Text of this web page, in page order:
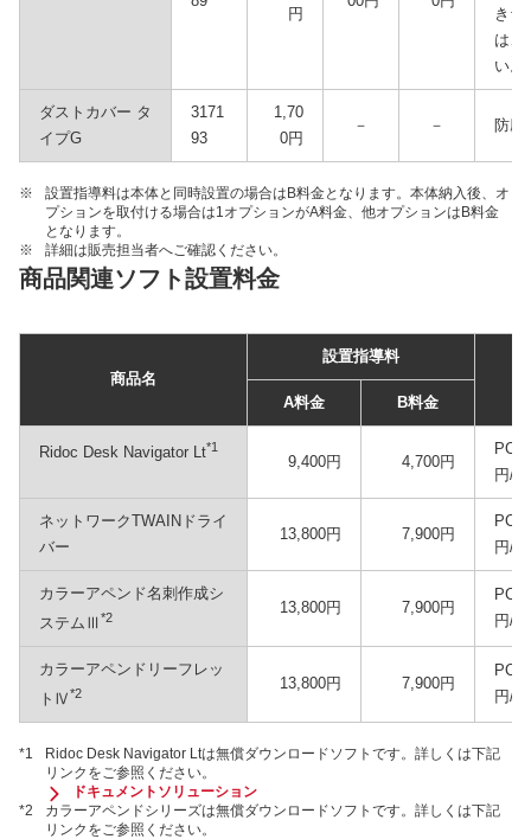
円
き台
は、
い。
ダストカバー タ
イプG
3171
93
1,70
0円
－ － 防塵
※
設置指導料は本体と同時設置の場合はB料金となります。本体納入後、オ
プションを取付ける場合は1オプションがA料金、他オプションはB料金
となります。
※
詳細は販売担当者へご確認ください。
商品関連ソフト設置料金
商品名
設置指導料
A料金 B料金
Ridoc Desk Navigator Lt*1
9,400円 4,700円
PC1
円/
ネットワークTWAINドライ
バー
13,800円 7,900円
PC1
円/
カラーアペンド名刺作成シ
ステムⅢ *2
13,800円 7,900円
PC1
円/
カラーアペンドリーフレッ
トⅣ*2
13,800円 7,900円
PC1
円/
*1
Ridoc Desk Navigator Ltは無償ダウンロードソフトです。詳しくは下記
リンクをご参照ください。
ドキュメントソリューション
*2
カラーアペンドシリーズは無償ダウンロードソフトです。詳しくは下記
リンクをご参照ください。